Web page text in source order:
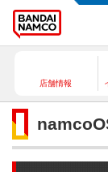
店舗情報